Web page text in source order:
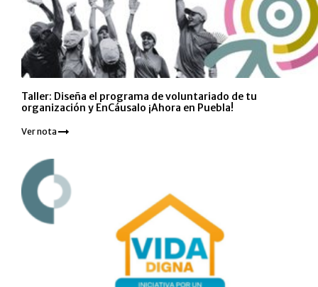
Taller: Diseña el programa de voluntariado de tu
organización y EnCáusalo ¡Ahora en Puebla!
Ver nota